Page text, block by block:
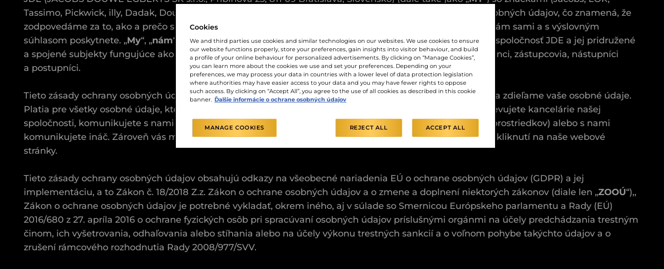
Tassimo, Pickwick, illy, Dadak, Douwe Egberts, Zlaty salek, Cafitesse, Piazza D´Oro) je správcom vašich osobných údajov, čo znamená, že
zodpovedáme za to, ako a prečo sú vaše osobné údaje spracovávané. Spracovávame osobní údaje, ktoré nám sami a s výslovným
súhlasom poskytnete. „My“, „nám“, „ nás“ a „JDE“, s veľkým písmenom na začiatku i bez, znamená vlastnú spoločnosť JDE a jej pridružené
a spojené subjekty fungujúce ako značka JDE a všetci ich riadiaci pracovníci, riaditelia, členovia, zamestnanci, zástupcovia, nástupníci
a postupníci.
Tieto zásady ochrany osobných údajov stanovujú, ako a prečo zhromažďujeme, ukladáme, spracovávame a zdieľame vaše osobné údaje.
Platia pre všetky osobné údaje, ktoré o vás zhromažďujeme na našich internetových stránkach, keď navštevujete kancelárie našej
spoločnosti, komunikujete s nami (vrátane našej služby zákazníkom, platforiem sociálnych sietí a ďalších prostriedkov) alebo s nami
komunikujete ináč. Zároveň vás musíme informovať, že spracovanie vašich osobných údajov začína už pri kliknutí na naše webové
stránky.
Tieto zásady ochrany osobných údajov obsahujú odkazy na všeobecné nariadenia EÚ o ochrane osobných údajov (GDPR) a jej
implementáciu, a to Zákon č. 18/2018 Z.z. Zákon o ochrane osobných údajov a o zmene a doplnení niektorých zákonov (diale len „ZOOÚ“),,
Zákon o ochrane osobných údajov je potrebné vykladať, okrem iného, aj v súlade so Smernicou Európskeho parlamentu a Rady (EÚ)
2016/680 z 27. apríla 2016 o ochrane fyzických osôb pri spracúvaní osobných údajov príslušnými orgánmi na účely predchádzania trestným
činom, ich vyšetrovania, odhaľovania alebo stíhania alebo na účely výkonu trestných sankcií a o voľnom pohybe takýchto údajov a o
zrušení rámcového rozhodnutia Rady 2008/977/SVV.
Cookies
We and third parties use cookies and similar technologies on our websites. We use cookies to ensure
our website functions properly, store your preferences, gain insights into visitor behaviour, and build
a profile of your online behaviour for personalized advertisements. By clicking on “Manage Cookies”,
you can learn more about the cookies we use and set your preferences. Depending on your
preferences, we may process your data in countries with a lower level of data protection legislation
where authorities may have easier access to your data and you may have fewer rights to oppose
such access. By clicking on “Accept All”, you agree to the use of all cookies as described in this cookie
banner. Ďalšie informácie o ochrane osobných údajov
MANAGE COOKIES REJECT ALL ACCEPT ALL